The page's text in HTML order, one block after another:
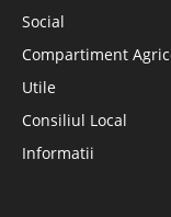
Social
Compartiment
Utile
Consiliul Local
Informatii